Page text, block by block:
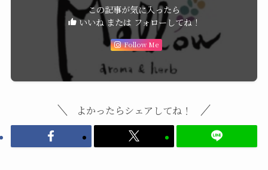
この記事が気に入ったら
いいね または フォローしてね！
Follow Me
よかったらシェアしてね！